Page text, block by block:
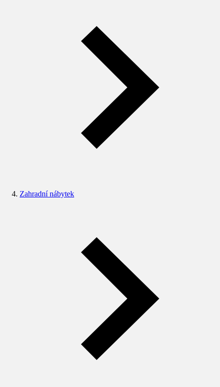
Zahradní nábytek